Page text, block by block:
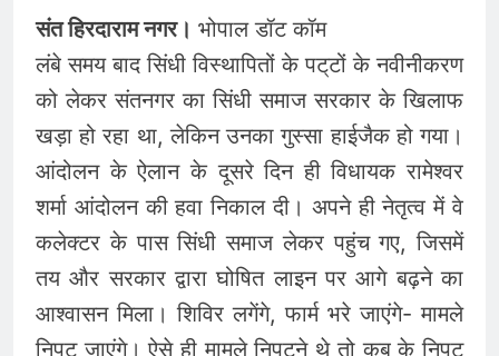
संत हिरदाराम नगर। भोपाल डॉट कॉम
लंबे समय बाद सिंधी विस्थापितों के पट्‌टों के नवीनीकरण
को लेकर संतनगर का सिंधी समाज सरकार के खिलाफ
खड़ा हो रहा था, लेकिन उनका गुस्सा हाईजैक हो गया।
आंदोलन के ऐलान के दूसरे दिन ही विधायक रामेश्वर
शर्मा आंदोलन की हवा निकाल दी। अपने ही नेतृत्व में वे
कलेक्टर के पास सिंधी समाज लेकर पहुंच गए, जिसमें
तय और सरकार द्वारा घोषित लाइन पर आगे बढ़ने का
आश्वासन मिला। शिविर लगेंगे, फार्म भरे जाएंगे- मामले
निपट जाएंगे। ऐसे ही मामले निपटने थे तो कब के निपट